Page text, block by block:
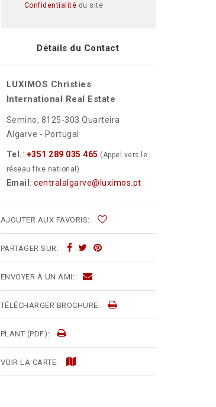
Confidentialité du site
Détails du Contact
LUXIMOS Christies
International Real Estate
Semino, 8125-303 Quarteira
Algarve - Portugal
Tel.: +351 289 035 465 (Appel vers le
réseau fixe national)
Email : centralalgarve@luximos.pt
AJOUTER AUX FAVORIS:
PARTAGER SUR:
ENVOYER À UN AMI:
TÉLÉCHARGER BROCHURE:
PLANT (PDF):
VOIR LA CARTE: